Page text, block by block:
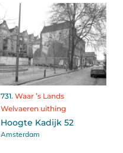
731. Waar ’s Lands
Welvaeren uithing
Hoogte Kadijk 52
Amsterdam